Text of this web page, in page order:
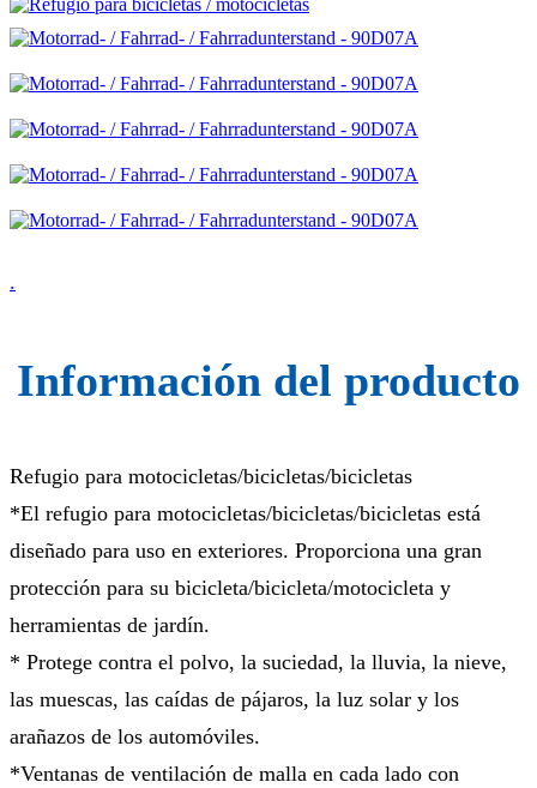
.
Información del producto
Refugio para motocicletas/bicicletas/bicicletas
*El refugio para motocicletas/bicicletas/bicicletas está
diseñado para uso en exteriores. Proporciona una gran
protección para su bicicleta/bicicleta/motocicleta y
herramientas de jardín.
* Protege contra el polvo, la suciedad, la lluvia, la nieve,
las muescas, las caídas de pájaros, la luz solar y los
arañazos de los automóviles.
*Ventanas de ventilación de malla en cada lado con